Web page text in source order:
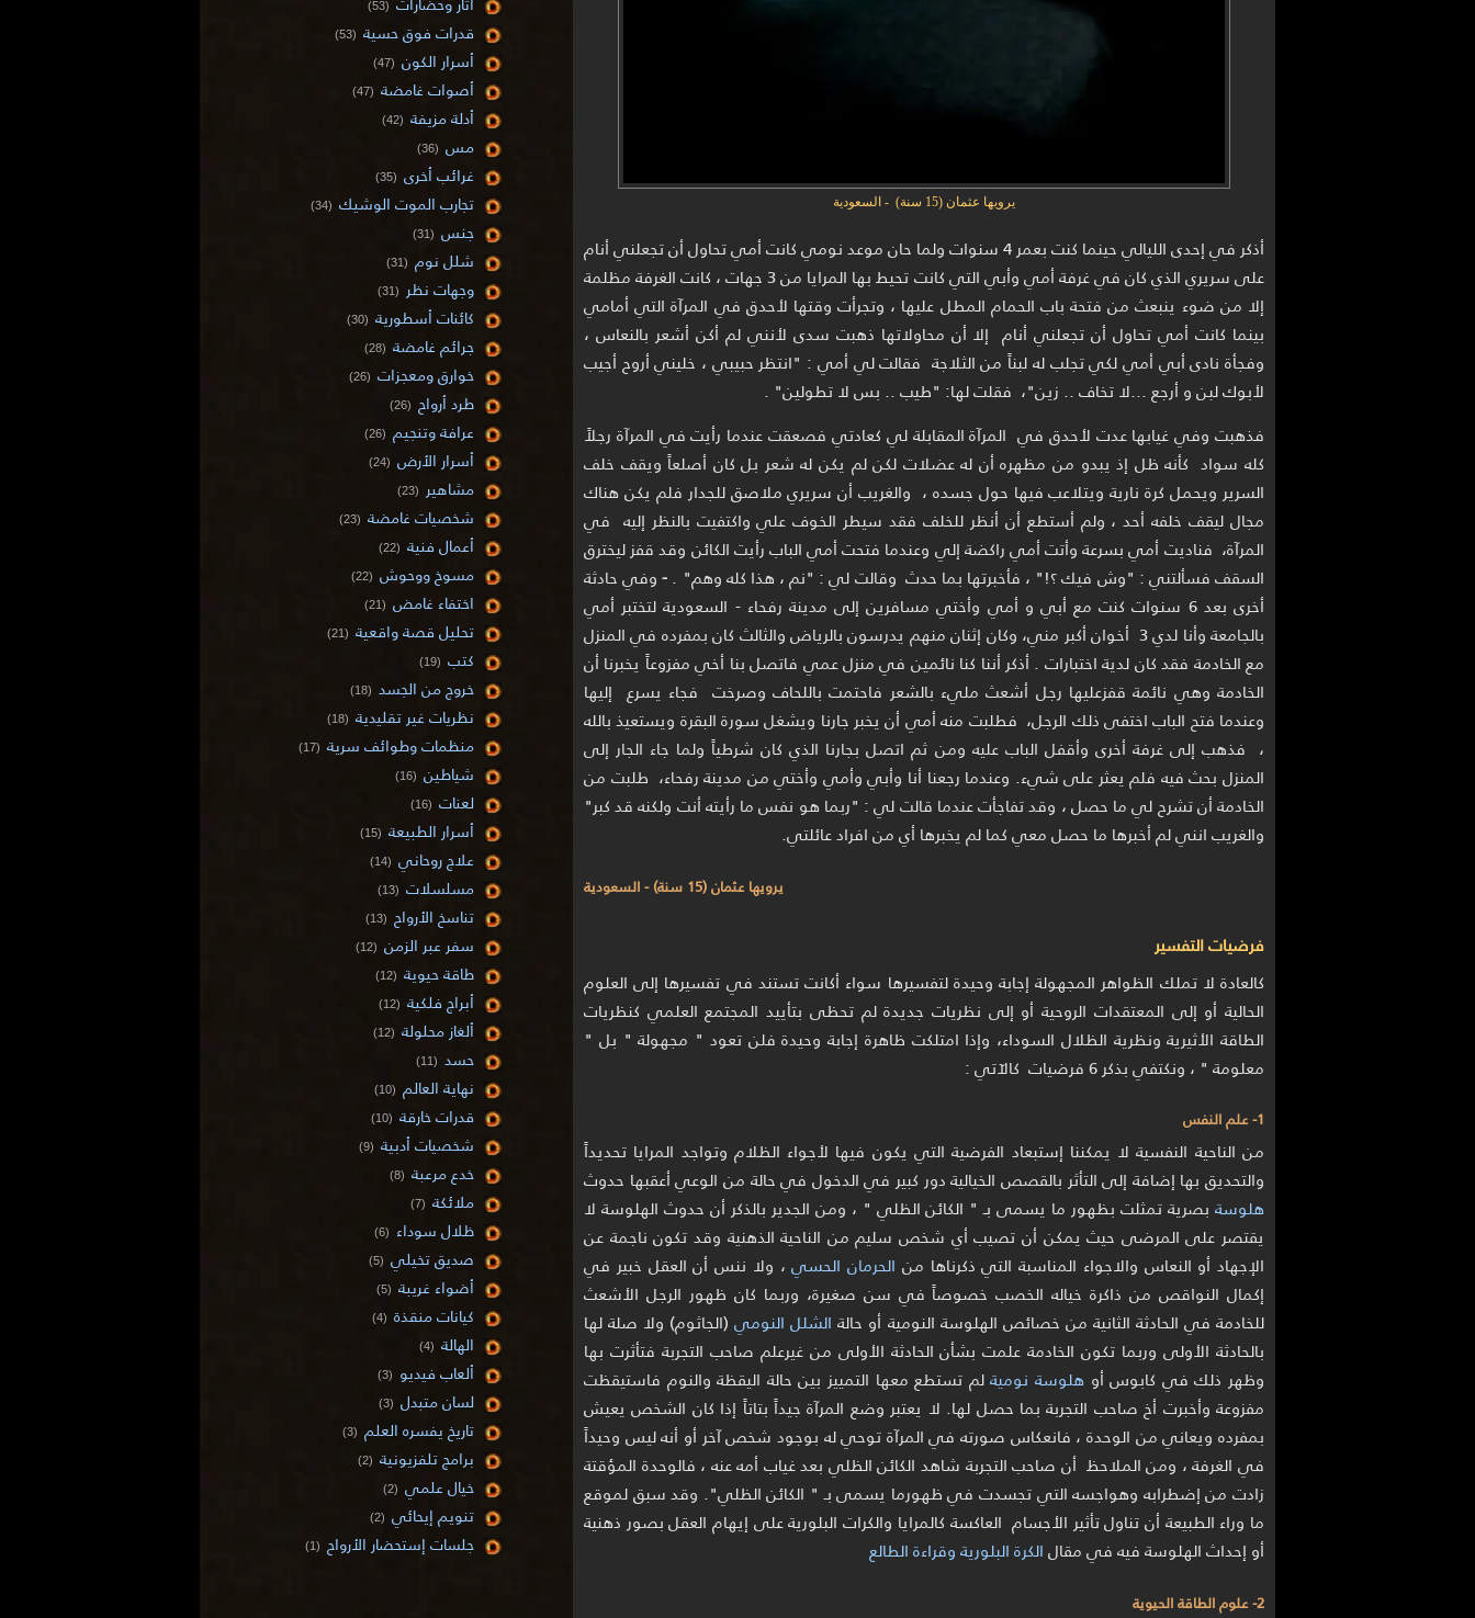
يرويها عثمان (15 سنة) - السعودية
أذكر في إحدى الليالي حينما كنت بعمر 4 سنوات ولما حان موعد نومي كانت أمي تحاول أن تجعلني أنام
على سريري الذي كان في غرفة أمي وأبي التي كانت تحيط بها المرايا من 3 جهات ، كانت الغرفة مظلمة
إلا من ضوء ينبعث من فتحة باب الحمام المطل عليها ، وتجرأت وقتها لأحدق في المرآة التي أمامي
بينما كانت أمي تحاول أن تجعلني أنام إلا أن محاولاتها ذهبت سدى لأنني لم أكن أشعر بالنعاس ،
وفجأة نادى أبي أمي لكي تجلب له لبناً من الثلاجة فقالت لي أمي : "انتظر حبيبي ، خليني أروح أجيب
لأبوك لبن و أرجع ...لا تخاف .. زين"، فقلت لها: "طيب .. بس لا تطولين" .
فذهبت وفي غيابها عدت لأحدق في المرآة المقابلة لي كعادتي فصعقت عندما رأيت في المرآة رجلاً
كله سواد كأنه ظل إذ يبدو من مظهره أن له عضلات لكن لم يكن له شعر بل كان أصلعاً ويقف خلف
السرير ويحمل كرة نارية ويتلاعب فيها حول جسده ، والغريب أن سريري ملاصق للجدار فلم يكن هناك
مجال ليقف خلفه أحد ، ولم أستطع أن أنظر للخلف فقد سيطر الخوف علي واكتفيت بالنظر إليه في
المرآة، فناديت أمي بسرعة وأتت أمي راكضة إلي وعندما فتحت أمي الباب رأيت الكائن وقد قفز ليخترق
السقف فسألتني : "وش فيك ؟!" ، فأخبرتها بما حدث وقالت لي : "نم ، هذا كله وهم" .-وفي حادثة
أخرى بعد 6 سنوات كنت مع أبي و أمي وأختي مسافرين إلى مدينة رفحاء - السعودية لتختبر أمي
بالجامعة وأنا لدي 3 أخوان أكبر مني، وكان إثنان منهم يدرسون بالرياض والثالث كان بمفرده في المنزل
مع الخادمة فقد كان لدية اختبارات . أذكر أننا كنا نائمين في منزل عمي فاتصل بنا أخي مفزوعاً يخبرنا أن
الخادمة وهي نائمة قفزعليها رجل أشعث مليء بالشعر فاحتمت باللحاف وصرخت فجاء يسرع إليها
وعندما فتح الباب اختفى ذلك الرجل، فطلبت منه أمي أن يخبر جارنا ويشغل سورة البقرة ويستعيذ بالله
، فذهب إلى غرفة أخرى وأقفل الباب عليه ومن ثم اتصل بجارنا الذي كان شرطياً ولما جاء الجار إلى
المنزل بحث فيه فلم يعثر على شيء. وعندما رجعنا أنا وأبي وأمي وأختي من مدينة رفحاء، طلبت من
الخادمة أن تشرح لي ما حصل ، وقد تفاجأت عندما قالت لي : "ربما هو نفس ما رأيته أنت ولكنه قد كبر"
والغريب انني لم أخبرها ما حصل معي كما لم يخبرها أي من افراد عائلتي.
يرويها عثمان (15 سنة) - السعودية
فرضيات التفسير
كالعادة لا تملك الظواهر المجهولة إجابة وحيدة لتفسيرها سواء أكانت تستند في تفسيرها إلى العلوم
الحالية أو إلى المعتقدات الروحية أو إلى نظريات جديدة لم تحظى بتأييد المجتمع العلمي كنظريات
الطاقة الأثيرية ونظرية الظلال السوداء، وإذا امتلكت ظاهرة إجابة وحيدة فلن تعود " مجهولة " بل "
معلومة " ، ونكتفي بذكر 6 فرضيات كالآتي :
1- علم النفس
من الناحية النفسية لا يمكننا إستبعاد الفرضية التي يكون فيها لأجواء الظلام وتواجد المرايا تحديداً
والتحديق بها إضافة إلى التأثر بالقصص الخيالية دور كبير في الدخول في حالة من الوعي أعقبها حدوث
هلوسة بصرية تمثلت بظهور ما يسمى بـ " الكائن الظلي " ، ومن الجدير بالذكر أن حدوث الهلوسة لا
يقتصر على المرضى حيث يمكن أن تصيب أي شخص سليم من الناحية الذهنية وقد تكون ناجمة عن
الإجهاد أو النعاس والاجواء المناسبة التي ذكرناها من الحرمان الحسي ، ولا ننس أن العقل خبير في
إكمال النواقص من ذاكرة خياله الخصب خصوصاً في سن صغيرة، وربما كان ظهور الرجل الأشعث
للخادمة في الحادثة الثانية من خصائص الهلوسة النومية أو حالة الشلل النومي (الجاثوم) ولا صلة لها
بالحادثة الأولى وربما تكون الخادمة علمت بشأن الحادثة الأولى من غيرعلم صاحب التجربة فتأثرت بها
وظهر ذلك في كابوس أو هلوسة نوميةلم تستطع معها التمييز بين حالة اليقظة والنوم فاستيقظت
مفزوعة وأخبرت أخ صاحب التجربة بما حصل لها. لا يعتبر وضع المرآة جيداً بتاتاً إذا كان الشخص يعيش
بمفرده ويعاني من الوحدة ، فانعكاس صورته في المرآة توحي له بوجود شخص آخر أو أنه ليس وحيداً
في الغرفة ، ومن الملاحظ أن صاحب التجربة شاهد الكائن الظلي بعد غياب أمه عنه ، فالوحدة المؤقتة
زادت من إضطرابه وهواجسه التي تجسدت في ظهورما يسمى بـ " الكائن الظلي". وقد سبق لموقع
ما وراء الطبيعة أن تناول تأثير الأجسام العاكسة كالمرايا والكرات البلورية على إيهام العقل بصور ذهنية
أو إحداث الهلوسة فيه في مقالالكرة البلورية وقراءة الطالع
2- علوم الطاقة الحيوية
(53)
قدرات فوق حسية (53)
أسرار الكون (47)
أصوات غامضة (47)
أدلة مزيفة (42)
مس (36)
غرائب أخرى (35)
تجارب الموت الوشيك (34)
جنس (31)
شلل نوم (31)
وجهات نظر (31)
كائنات أسطورية (30)
جرائم غامضة (28)
خوارق ومعجزات (26)
طرد أرواح (26)
عرافة وتنجيم (26)
أسرار الأرض (24)
مشاهير (23)
شخصيات غامضة (23)
أعمال فنية (22)
مسوخ ووحوش (22)
اختفاء غامض (21)
تحليل قصة واقعية (21)
كتب (19)
خروج من الجسد (18)
نظريات غير تقليدية (18)
منظمات وطوائف سرية (17)
شياطين (16)
لعنات (16)
أسرار الطبيعة (15)
علاج روحاني (14)
مسلسلات (13)
تناسخ الأرواح (13)
سفر عبر الزمن (12)
طاقة حيوية (12)
أبراج فلكية (12)
ألغاز محلولة (12)
حسد (11)
نهاية العالم (10)
قدرات خارقة (10)
شخصيات أدبية (9)
خدع مرعبة (8)
ملائكة (7)
ظلال سوداء (6)
صديق تخيلي (5)
أضواء غريبة (5)
كيانات منقذة (4)
الهالة (4)
ألعاب فيديو (3)
لسان متبدل (3)
تاريخ يفسره العلم (3)
برامج تلفزيونية (2)
خيال علمي (2)
تنويم إيحائي (2)
جلسات إستحضار الأرواح (1)